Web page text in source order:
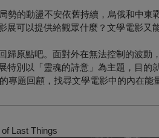
勢的動盪不安依舊持續，烏俄和中
展可以提供給觀眾什麼？文學電影又
歸原點吧。面對外在無法控制的波
特別以「靈魂的詩意」為主題，目的
專題回顧，找尋文學電影中的內在能
Last Things